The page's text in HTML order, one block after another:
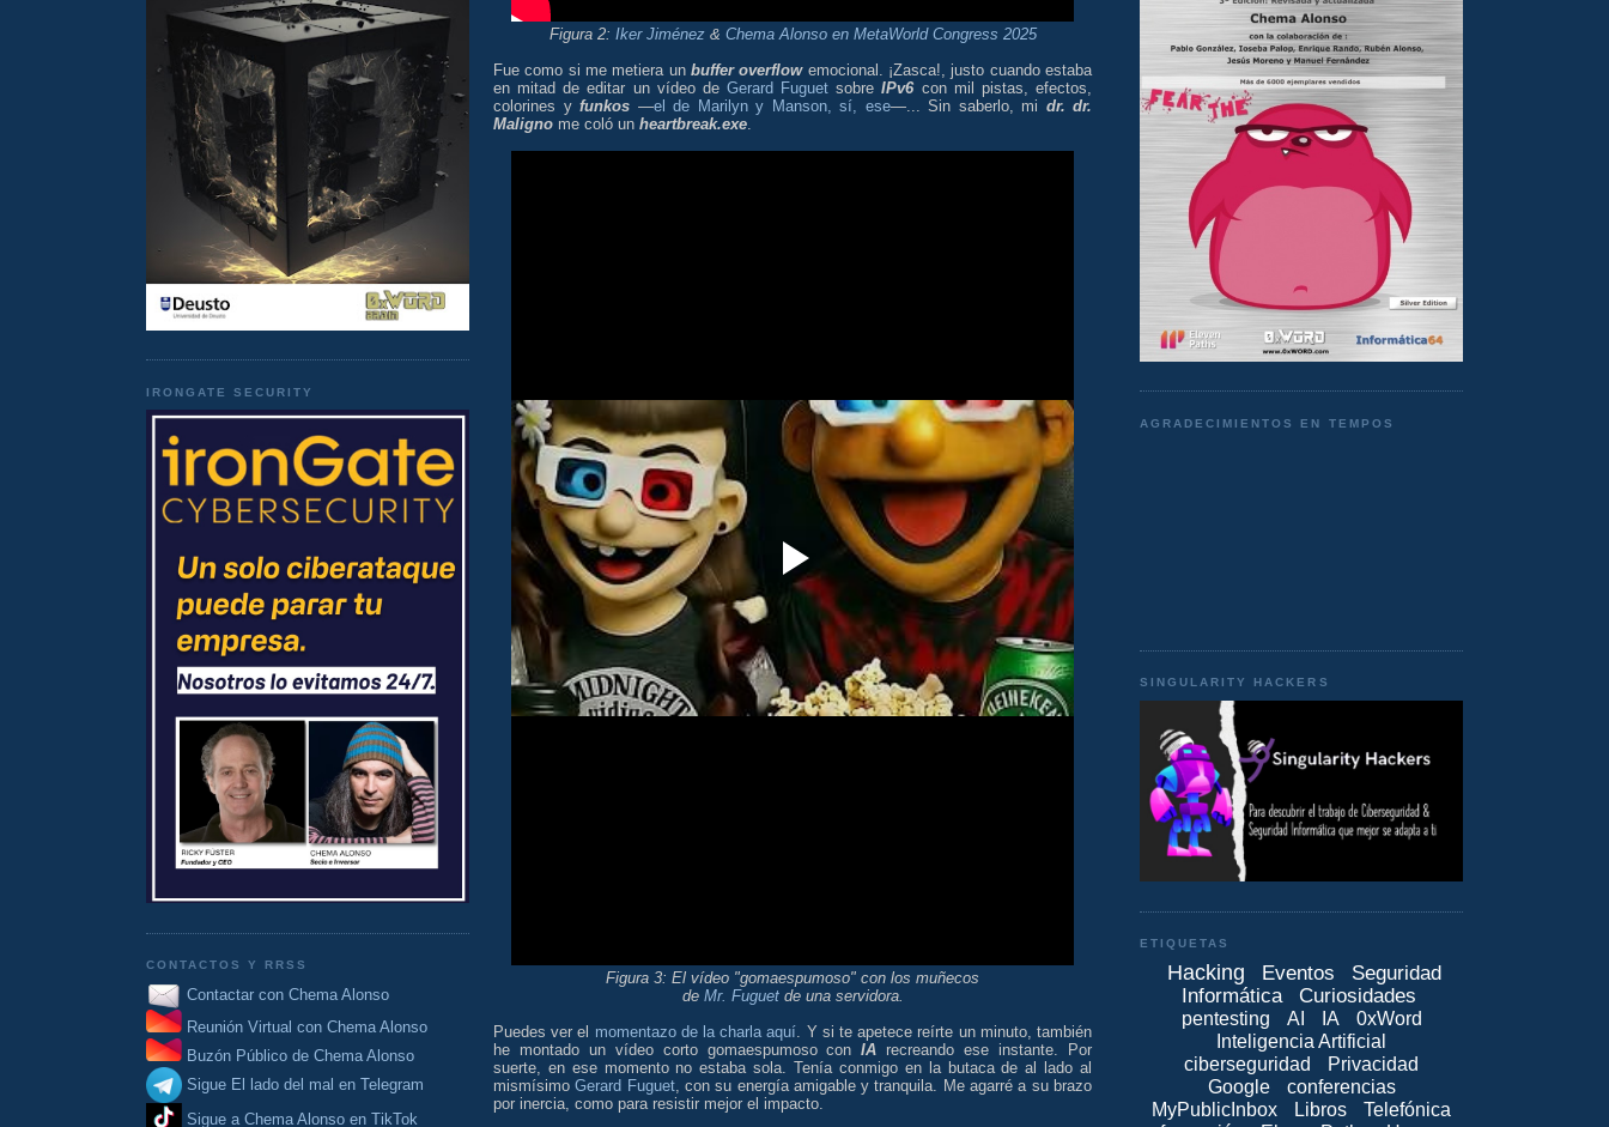
IRONGATE SECURITY
CONTACTOS Y RRSS
Contactar con Chema Alonso
Reunión Virtual con Chema Alonso
Buzón Público de Chema Alonso
Sigue El lado del mal en Telegram
Sigue a Chema Alonso en TikTok
Figura 2: Iker Jiménez& Chema Alonso en MetaWorld Congress 2025
Fue como si me metiera un buffer overflowemocional. ¡Zasca!, justo cuando estaba
en mitad de editar un vídeo de Gerard Fuguet sobreIPv6 con mil pistas, efectos,
colorines y funkos —el de Marilyn y Manson, sí, ese—... Sin saberlo, mi dr. dr.
Maligno me coló un heartbreak.exe.
Figura 3: El vídeo "gomaespumoso" con los muñecos
de Mr. Fuguetde una servidora.
Puedes ver el momentazo de la charla aquí. Y si te apetece reírte un minuto, también
he montado un vídeo corto gomaespumoso conIA recreando ese instante. Por
suerte, en ese momento no estaba sola. Tenía conmigo en la butaca de al lado al
mismísimoGerard Fuguet, con su energía amigable y tranquila. Me agarré a su brazo
por inercia, como para resistir mejor el impacto.
AGRADECIMIENTOS EN TEMPOS
SINGULARITY HACKERS
ETIQUETAS
Hacking Eventos
Seguridad
Informática
Curiosidades
pentesting AI IA
0xWord
Inteligencia Artificial
ciberseguridad
Privacidad
Google
conferencias
MyPublicInbox
Libros
Telefónica